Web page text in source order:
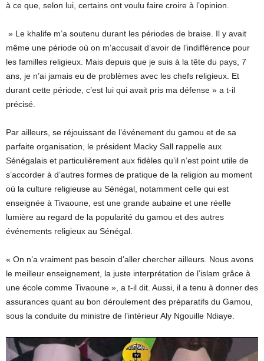
à ce que, selon lui, certains ont voulu faire croire à l’opinion.
» Le khalife m’a soutenu durant les périodes de braise. Il y avait
même une période où on m’accusait d’avoir de l’indifférence pour
les familles religieux. Mais depuis que je suis à la tête du pays, 7
ans, je n’ai jamais eu de problèmes avec les chefs religieux. Et
durant cette période, c’est lui qui avait pris ma défense » a t-il
précisé.
Par ailleurs, se réjouissant de l’événement du gamou et de sa
parfaite organisation, le président Macky Sall rappelle aux
Sénégalais et particulièrement aux fidèles qu’il n’est point utile de
s’accorder à d’autres formes de pratique de la religion au moment
où la culture religieuse au Sénégal, notamment celle qui est
enseignée à Tivaoune, est une grande aubaine et une réelle
lumière au regard de la popularité du gamou et des autres
événements religieux au Sénégal.
« On n’a vraiment pas besoin d’aller chercher ailleurs. Nous avons
le meilleur enseignement, la juste interprétation de l’islam grâce à
une école comme Tivaoune », a t-il dit. Aussi, il a tenu à donner des
assurances quant au bon déroulement des préparatifs du Gamou,
sous la conduite du ministre de l’intérieur Aly Ngouille Ndiaye.